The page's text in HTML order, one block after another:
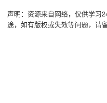
声明：资源来自网络，仅供学习
途，如有版权或失效等问题，请